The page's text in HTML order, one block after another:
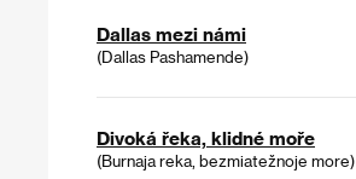
Dallas mezi námi
(Dallas Pashamende)
Divoká řeka, klidné moře
(Burnaja reka, bezmiatežnoje more)